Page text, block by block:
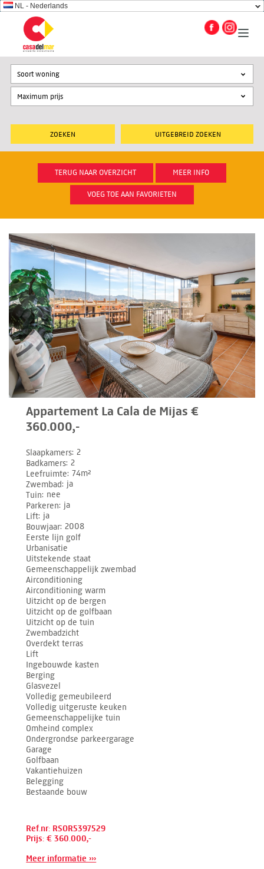
NL - Nederlands
UITGEBREID ZOEKEN
Soort woning
TERUG NAAR OVERZICHT MEER INFO
VOEG TOE AAN FAVORIETEN
Appartement La Cala de Mijas €
360.000,-
Slaapkamers 2
Badkamers 2
Leefruimte 74m²
Zwembad ja
Tuin nee
Parkeren ja
Lift ja
Bouwjaar 2008
Eerste lijn golf
Urbanisatie
Uitstekende staat
Gemeenschappelijk zwembad
Airconditioning
Airconditioning warm
Uitzicht op de bergen
Uitzicht op de golfbaan
Uitzicht op de tuin
Zwembadzicht
Overdekt terras
Lift
Ingebouwde kasten
Berging
Glasvezel
Volledig gemeubileerd
Volledig uitgeruste keuken
Gemeenschappelijke tuin
Omheind complex
Ondergrondse parkeergarage
Garage
Golfbaan
Vakantiehuizen
Belegging
Bestaande bouw
Ref.nr: RSOR5397529
Prijs: € 360.000,-
Meer informatie ›››